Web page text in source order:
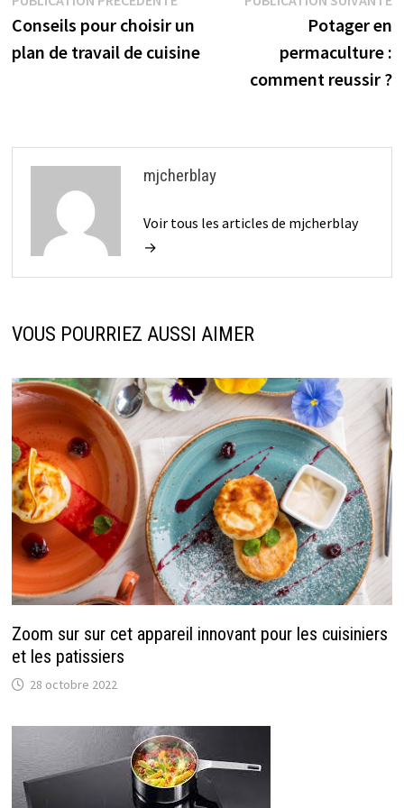
étapes
de
l’article
précédente :
Conseils pour choisir un
plan de travail de cuisine
Potager en
permaculture :
comment reussir ?
mjcherblay
Voir tous les articles de mjcherblay
→
VOUS POURRIEZ AUSSI AIMER
Zoom sur sur cet appareil innovant pour les cuisiniers
et les patissiers
28 octobre 2022